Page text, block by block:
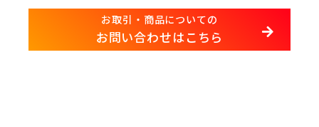
お取引・商品についての
お問い合わせはこちら